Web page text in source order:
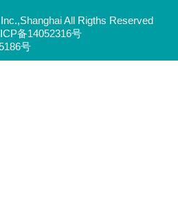
All Rigths Reserved
备14052316号
号